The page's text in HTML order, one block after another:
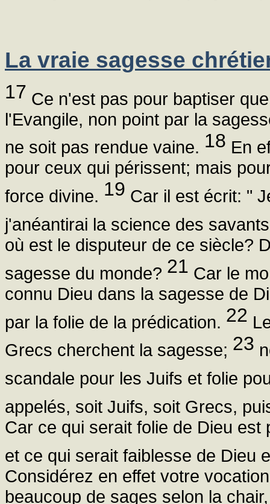
La vraie sagesse
17 Ce n'est pas pour baptiser
l'Evangile, non point par la
ne soit pas rendue vaine. 18 En
pour ceux qui périssent; mais
force divine. 19 Car il est écrit: "
j'anéantirai la science des
où est le disputeur de ce siècle?
sagesse du monde? 21 Car le
connu Dieu dans la sagesse de
par la folie de la prédication. 22
Grecs cherchent la sagesse; 23
scandale pour les Juifs et folie
appelés, soit Juifs, soit Grecs,
Car ce qui serait folie de Dieu
et ce qui serait faiblesse de Dieu
Considérez en effet votre
beaucoup de sages selon la